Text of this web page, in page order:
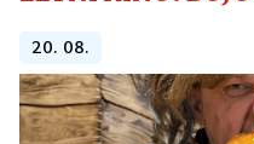
20. 08.